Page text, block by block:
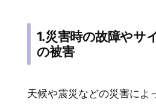
1.災害時の故障やサ
の被害
天候や震災などの災害によ